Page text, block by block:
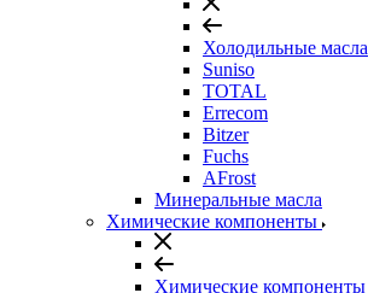
Холодильные масла
Suniso
TOTAL
Errecom
Bitzer
Fuchs
AFrost
Минеральные масла
Химические компоненты
Химические компоненты